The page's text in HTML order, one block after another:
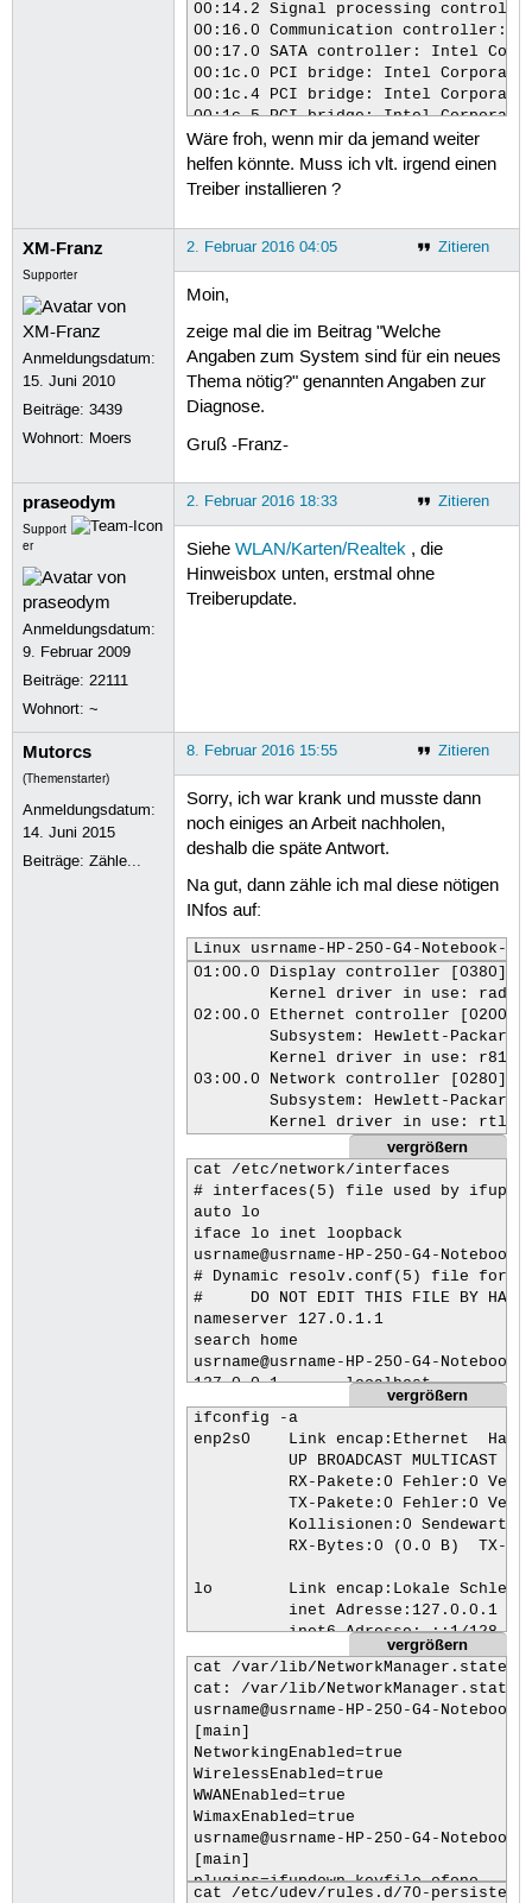
00:14.2 Signal processing
00:16.0 Communication controller:
00:17.0 SATA controller: Intel
00:1c.0 PCI bridge: Intel
00:1c.4 PCI bridge: Intel
00:1c.5 PCI bridge: Intel
00:1f.0 ISA bridge: Intel
00:1f.2 Memory controller: Intel
00:1f.3 Audio device: Intel
02:00.0 Ethernet controller: Realtek
Wäre froh, wenn mir da jemand weiter
helfen könnte. Muss ich vlt. irgend einen
Treiber installieren ?
XM-Franz
Supporter
Anmeldungsdatum:
15. Juni 2010
Beiträge:3439
Wohnort: Moers
Zitieren
2. Februar 2016 04:05
Moin,
zeige mal die im Beitrag "Welche
Angaben zum System sind für ein neues
Thema nötig?" genannten Angaben zur
Diagnose.
Gruß -Franz-
praseodym
Support
er
Anmeldungsdatum:
9. Februar 2009
Beiträge:22111
Wohnort: ~
Zitieren
2. Februar 2016 18:33
Siehe WLAN/Karten/Realtek, die
Hinweisbox unten, erstmal ohne
Treiberupdate.
Mutorcs
(Themenstarter)
Anmeldungsdatum:
14. Juni 2015
Beiträge:Zähle...
Zitieren
8. Februar 2016 15:55
Sorry, ich war krank und musste dann
noch einiges an Arbeit nachholen,
deshalb die späte Antwort.
Na gut, dann zähle ich mal diese nötigen
INfos auf:
Linux usrname-HP-250-G4-Notebook-
01:00.0 Display controller [0380]:
02:00.0 Ethernet controller [0200]:
03:00.0 Network controller [0280]:
Kernel driver in use:
vergrößern
cat /etc/network/interfaces
# interfaces(5) file used by ifup(8)
auto lo
iface lo inet loopback
usrname@usrname-HP-250-G4-
# Dynamic resolv.conf(5) file for
#     DO NOT EDIT THIS FILE BY HAND --
nameserver 127.0.1.1
search home
usrname@usrname-HP-250-G4-
127.0.0.1	localhost
127.0.1.1	usrname-HP-250-G4-Notebook-PC
# The following lines are desirable
::1     ip6-localhost ip6-loopback
fe00::0 ip6-localnet
ff00::0 ip6-mcastprefix
ff02::1 ip6-allnodes
ff02::2 ip6-allrouters
vergrößern
ifconfig -a
enp2s0    Link encap:Ethernet
UP BROADCAST MULTICAST
RX-Pakete:0 Fehler:0
TX-Pakete:0 Fehler:0
Kollisionen:0
RX-Bytes:0 (0.0 B)  TX-
lo        Link encap:Lokale
inet Adresse:127.0.0.1
inet6-Adresse: ::1/128
UP LOOPBACK RUNNING
RX-Pakete:1138 Fehler:0
TX-Pakete:1138 Fehler:0
Kollisionen:0
RX-Bytes:106631 (106.6
wlp3s0    Link encap:Ethernet
inet
inet6-Adresse:
inet6-Adresse:
inet6-Adresse:
UP BROADCAST RUNNING
vergrößern
cat /var/lib/NetworkManager.state
cat: /var/lib/
usrname@usrname-HP-250-G4-
[main]
NetworkingEnabled=true
WirelessEnabled=true
WWANEnabled=true
WimaxEnabled=true
usrname@usrname-HP-250-G4-
[main]
plugins=ifupdown,keyfile,ofono
cat /etc/udev/rules.d/70-